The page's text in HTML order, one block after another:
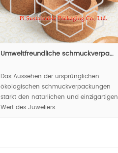
Umweltfreundliche schmuckverpa…
Das Aussehen der ursprünglichen
ökologischen schmuckverpackungen
stärkt den natürlichen und einzigartigen
Wert des Juweliers.